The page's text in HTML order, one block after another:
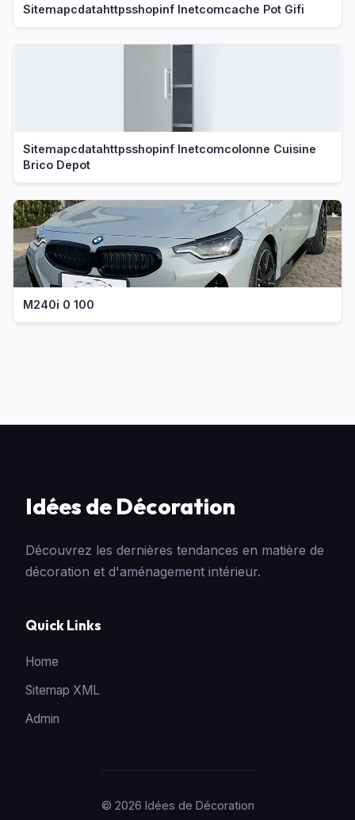
Sitemapcdatahttpsshopinf Inetcomcache Pot Gifi
Sitemapcdatahttpsshopinf Inetcomcolonne Cuisine
Brico Depot
M240i 0 100
Idées de Décoration
Découvrez les dernières tendances en matière de
décoration et d'aménagement intérieur.
Quick Links
Home
Sitemap XML
Admin
© 2026 Idées de Décoration